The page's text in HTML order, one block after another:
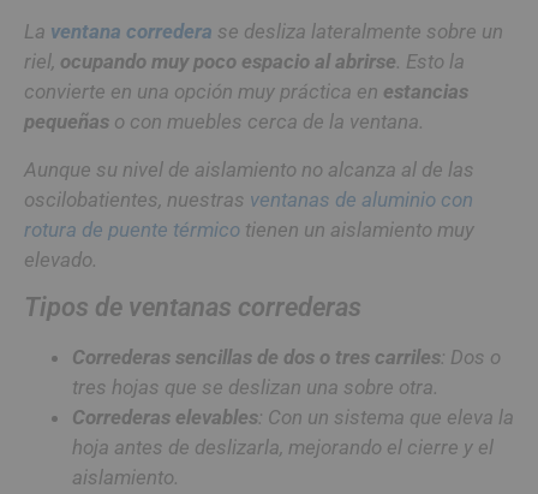
La ventana corredera se desliza lateralmente sobre un
riel, ocupando muy poco espacio al abrirse. Esto la
convierte en una opción muy práctica en estancias
pequeñas o con muebles cerca de la ventana.
Aunque su nivel de aislamiento no alcanza al de las
oscilobatientes, nuestras ventanas de aluminio con
rotura de puente térmico tienen un aislamiento muy
elevado.
Tipos de ventanas correderas
Correderas sencillas de dos o tres carriles: Dos o
tres hojas que se deslizan una sobre otra.
Correderas elevables: Con un sistema que eleva la
hoja antes de deslizarla, mejorando el cierre y el
aislamiento.